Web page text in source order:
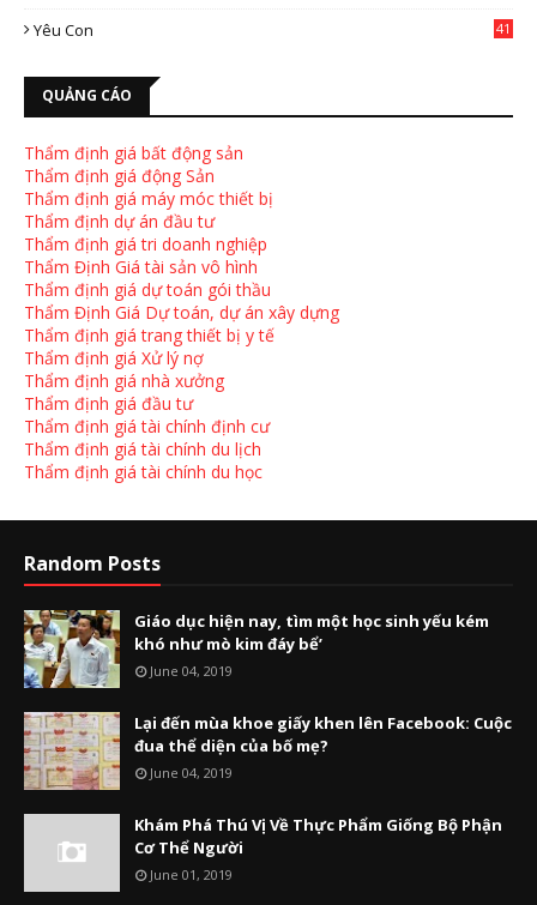
Yêu Con
41
QUẢNG CÁO
Thẩm định giá bất động sản
Thẩm định giá động Sản
Thẩm định giá máy móc thiết bị
Thẩm định dự án đầu tư
Thẩm định giá tri doanh nghiệp
Thẩm Định Giá tài sản vô hình
Thẩm định giá dự toán gói thầu
Thẩm Định Giá Dự toán, dự án xây dựng
Thẩm định giá trang thiết bị y tế
Thẩm định giá Xử lý nợ
Thẩm định giá nhà xưởng
Thẩm định giá đầu tư
Thẩm định giá tài chính định cư
Thẩm định giá tài chính du lịch
Thẩm định giá tài chính du học
Random Posts
Giáo dục hiện nay, tìm một học sinh yếu kém
khó như mò kim đáy bể’
June 04, 2019
Lại đến mùa khoe giấy khen lên Facebook: Cuộc
đua thể diện của bố mẹ?
June 04, 2019
Khám Phá Thú Vị Về Thực Phẩm Giống Bộ Phận
Cơ Thể Người
June 01, 2019